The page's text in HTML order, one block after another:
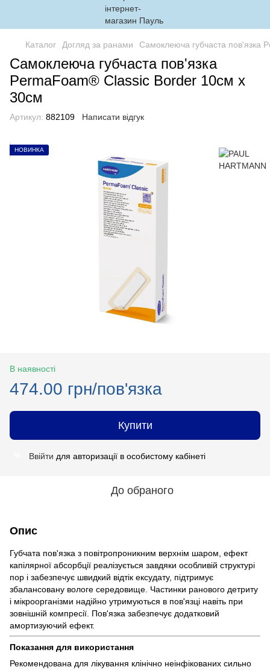
Каталог Догляд за ранами Самоклеюча губчаста пов'язка
Самоклеюча губчаста пов'язка
PermaFoam® Classic Border 10см x
30см
Артикул: 882109 Написати відгук
НОВИНКА
В наявності
474.00 грн/пов'язка
Купити
Ввійти для авторизації в особистому кабінеті
До обраного
Опис
Губчата пов'язка з повітропроникним верхнім шаром, ефект
капілярної абсорбції реалізується завдяки особливій структурі
пор і забезпечує швидкий відтік ексудату, підтримує
збалансовану вологе середовище. Частинки ранового детриту
і мікроорганізми надійно утримуються в пов'язці навіть при
зовнішній компресії. Пов'язка забезпечує додатковий
амортизуючий ефект.
Показання для використання
Рекомендована для лікування клінічно неінфікованих сильно